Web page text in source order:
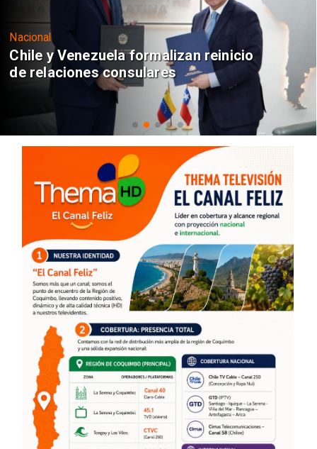
Nacional
Chile y Venezuela formalizan reinicio
de relaciones consulares